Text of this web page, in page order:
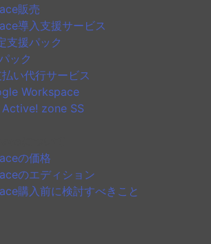
販売
導入支援サービス
支援パック
ック
い代行サービス
Workspace
zone SS
の価格
のエディション
購入前に検討すべきこと